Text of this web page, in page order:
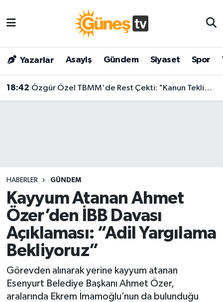
Yazarlar Asayiş Gündem Siyaset Spor
18:42 Özgür Özel TBMM'de Rest Çekti: "Kanun Teklifine İmza Atma Niyetimiz Yok!"
HABERLER GÜNDEM
Kayyum Atanan Ahmet
Özer’den İBB Davası
Açıklaması: “Adil Yargılama
Bekliyoruz”
Görevden alınarak yerine kayyum atanan
Esenyurt Belediye Başkanı Ahmet Özer,
aralarında Ekrem İmamoğlu’nun da bulunduğu
Bilim & Teknoloji
Dünya
Siyaset
Spor
Yaşam
Malatya Nöbetçi Eczaneler
Malatya Hava Durumu
Malatya Namaz Vakitleri
Son Dakika Haberleri
Haber Arşivi